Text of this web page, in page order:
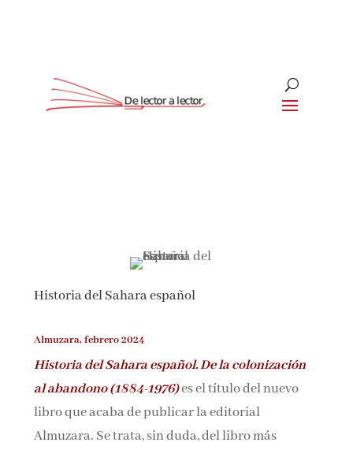
Historia del Sahara español
Almuzara, febrero 2024
Historia del Sahara español. De la colonización
al abandono (1884-1976)es el título del nuevo
libro que acaba de publicar la editorial
Almuzara. Se trata, sin duda, del libro más
Suscríbete
Únete a nuestra comunidad de amantes de la
Nombre*